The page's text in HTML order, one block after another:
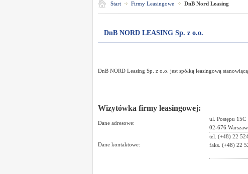
Start Firmy Leasingowe DnB Nord Leasing
DnB NORD LEASING Sp. z o.o.
DnB NORD Leasing Sp. z o.o. jest spółką leasingową
Wizytówka firmy leasingowej:
Dane adresowe:
ul. Postępu 15C
02-676
Dane kontaktowe:
tel. (+48) 22
faks. (+48) 22